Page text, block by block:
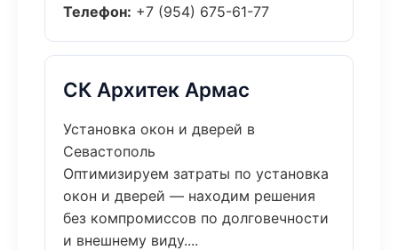
Телефон: +7 (954) 675-61-77
СК Архитек Армас
Установка окон и дверей в
Севастополь
Оптимизируем затраты по установка
окон и дверей — находим решения
без компромиссов по долговечности
и внешнему виду....